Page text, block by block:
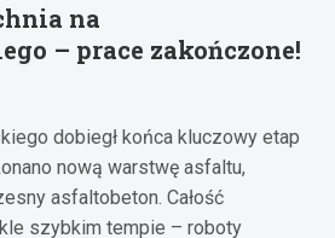
na
– prace zakończone!
dobiegł końca kluczowy etap
nową warstwę asfaltu,
asfaltobeton. Całość
szybkim tempie – roboty